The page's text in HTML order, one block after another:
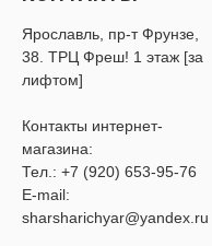
Ярославль, пр-т Фрунзе,
38. ТРЦ Фреш! 1 этаж [за
лифтом]
Контакты интернет-
магазина:
Тел.: +7 (920) 653-95-76
E-mail:
sharsharichyar@yandex.ru